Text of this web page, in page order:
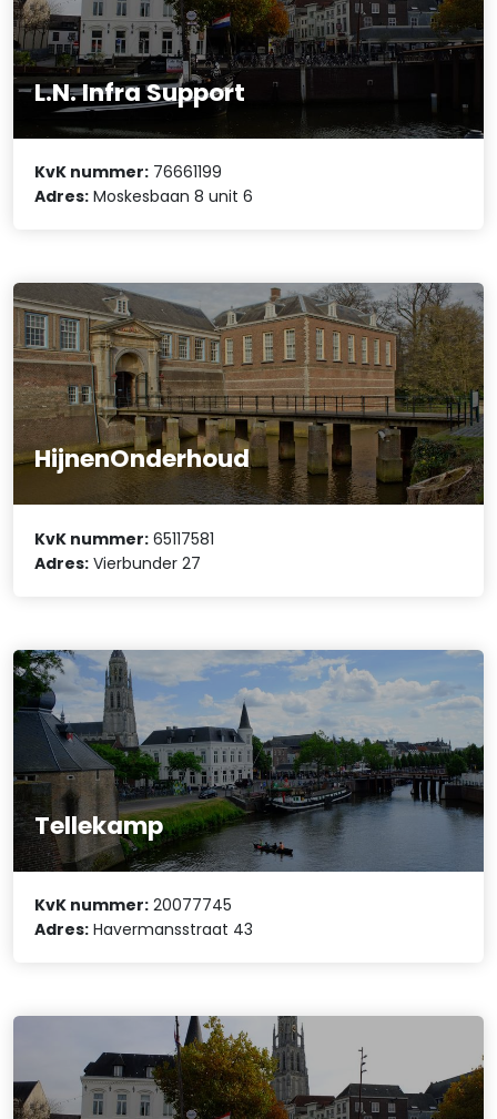
L.N. Infra Support
KvK nummer: 76661199
Adres: Moskesbaan 8 unit 6
HijnenOnderhoud
KvK nummer: 65117581
Adres: Vierbunder 27
Tellekamp
KvK nummer: 20077745
Adres: Havermansstraat 43